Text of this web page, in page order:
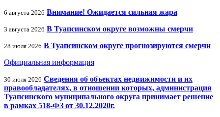
6 августа 2026 Внимание! Ожидается сильная жара
3 августа 2026 В Туапсинском округе возможны смерчи
28 июля 2026 В Туапсинском округе прогнозируются смерчи
Официальная информация
30 июля 2026 Сведения об объектах недвижимости и их
правообладателях, в отношении которых, администрация
Туапсинского муниципального округа принимает решение
в рамках 518-ФЗ от 30.12.2020г.